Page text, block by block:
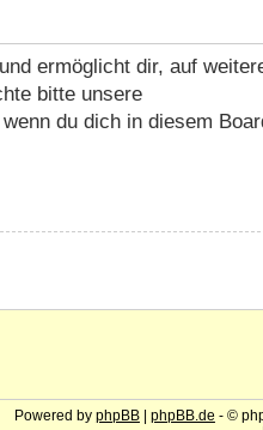
ermöglicht dir, auf
bitte unsere
du dich in diesem
Powered by phpBB| phpBB.de - ©